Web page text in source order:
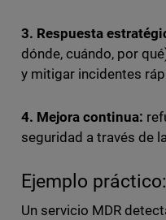
3. Respuesta
dónde, cuándo, por
y mitigar incidentes
4. Mejora continua:
seguridad a través de
Ejemplo práctico:
Un servicio MDR